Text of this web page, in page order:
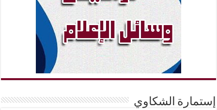
إستمارة الشكاوي